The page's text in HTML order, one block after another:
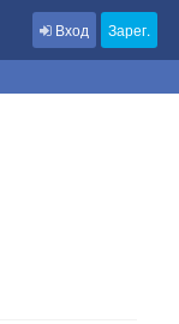
Вход Зарег.